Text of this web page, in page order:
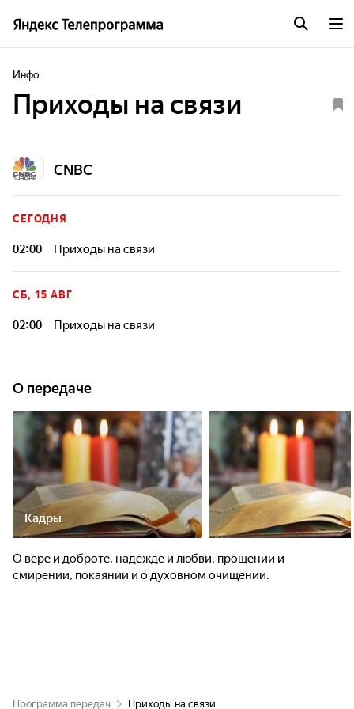
Инфо
Приходы на связи
CNBC
СЕГОДНЯ
02:00 Приходы на связи
СБ, 15 АВГ
02:00 Приходы на связи
О передаче
Кадры
О вере и доброте, надежде и любви, прощении и
смирении, покаянии и о духовном очищении.
Программа передач Приходы на связи